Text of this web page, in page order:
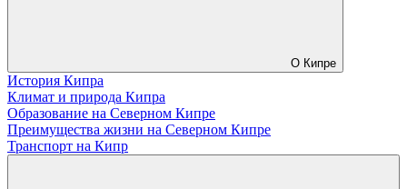
О Кипре
История Кипра
Климат и природа Кипра
Образование на Северном Кипре
Преимущества жизни на Северном Кипре
Транспорт на Кипр